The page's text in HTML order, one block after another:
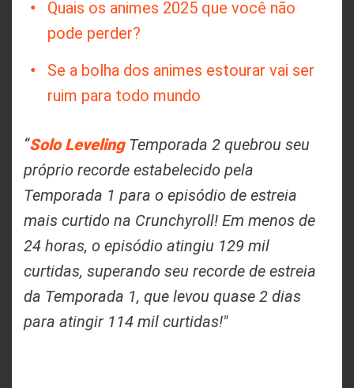
Quais os animes 2025 que você não
pode perder?
Se a bolha dos animes estourar vai ser
ruim para todo mundo
“Solo Leveling Temporada 2 quebrou seu
próprio recorde estabelecido pela
Temporada 1 para o episódio de estreia
mais curtido na Crunchyroll! Em menos de
24 horas, o episódio atingiu 129 mil
curtidas, superando seu recorde de estreia
da Temporada 1, que levou quase 2 dias
para atingir 114 mil curtidas!"